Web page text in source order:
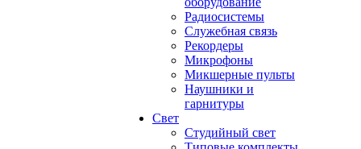
Радиосистемы
Служебная связь
Рекордеры
Микрофоны
Микшерные пульты
Наушники и
гарнитуры
Свет
Студийный свет